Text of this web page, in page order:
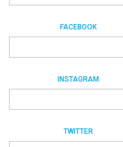
FACEBOOK
INSTAGRAM
TWITTER